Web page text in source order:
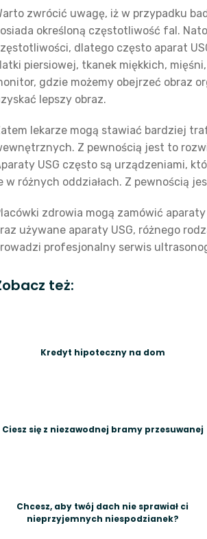
zwrócić uwagę, iż w przypadku
określoną częstotliwość fal.
dlatego często aparat
piersiowej, tkanek miękkich,
gdzie możemy obejrzeć obraz
lepszy obraz.
lekarze mogą stawiać bardziej
Z pewnością jest to
USG często są urządzeniami,
w różnych oddziałach. Z pewnością
zdrowia mogą zamówić
używane aparaty USG, różnego
profesjonalny serwis
też:
Kredyt hipoteczny na dom
Ciesz się z niezawodnej bramy przesuwanej
Chcesz, aby twój dach nie sprawiał ci
nieprzyjemnych niespodzianek?